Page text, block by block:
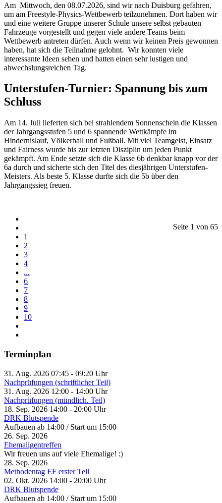
Am Mittwoch, den 08.07.2026, sind wir nach Duisburg gefahren,
um am Freestyle-Physics-Wettbewerb teilzunehmen. Dort haben wir
und eine weitere Gruppe unserer Schule unsere selbst gebauten
Fahrzeuge vorgestellt und gegen viele andere Teams beim
Wettbewerb antreten dürfen. Auch wenn wir keinen Preis gewonnen
haben, hat sich die Teilnahme gelohnt. Wir konnten viele
interessante Ideen sehen und hatten einen sehr lustigen und
abwechslungsreichen Tag.
Unterstufen-Turnier: Spannung bis zum
Schluss
Am 14. Juli lieferten sich bei strahlendem Sonnenschein die Klassen
der Jahrgangsstufen 5 und 6 spannende Wettkämpfe im
Hindernislauf, Völkerball und Fußball. Mit viel Teamgeist, Einsatz
und Fairness wurde bis zur letzten Disziplin um jeden Punkt
gekämpft. Am Ende setzte sich die Klasse 6b denkbar knapp vor der
6a durch und sicherte sich den Titel des diesjährigen Unterstufen-
Meisters. Als beste 5. Klasse durfte sich die 5b über den
Jahrgangssieg freuen.
Seite 1 von 65
1
2
3
4
...
6
7
8
9
10
Terminplan
31. Aug. 2026 07:45 - 09:20 Uhr
Nachprüfungen (schriftlicher Teil)
31. Aug. 2026 12:00 - 14:00 Uhr
Nachprüfungen (mündlich. Teil)
18. Sep. 2026 14:00 - 20:00 Uhr
DRK Blutspende
Aufbauen ab 14:00 / Start um 15:00
26. Sep. 2026
Ehemaligentreffen
Wir freuen uns auf viele Ehemalige! :)
28. Sep. 2026
Methodentag EF erster Teil
02. Okt. 2026 14:00 - 20:00 Uhr
DRK Blutspende
Aufbauen ab 14:00 / Start um 15:00